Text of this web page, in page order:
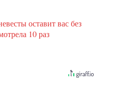
оставит вас без
10 раз